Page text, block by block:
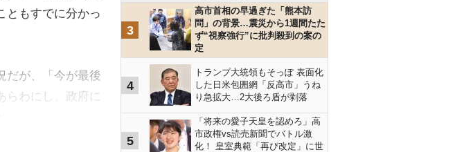
ともすでに分かっ
が、「今が最後
らわにし、政府に
3
高市首相の早過ぎた「熊本訪
問」の背景…震災から1週間たた
ず“視察強行”に批判殺到の案の
定
4
トランプ大統領もそっぽ 表面化
した日米包囲網「反高市」うね
り急拡大…2大後ろ盾が剥落
5
「将来の愛子天皇を認めろ」高
市政権vs読売新聞でバトル激
化！ 皇室典範「再び改定」に世